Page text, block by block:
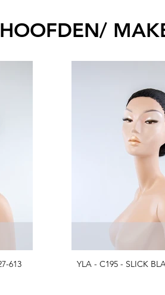
HOOFDEN/
613 YLA - C195 - SLICK